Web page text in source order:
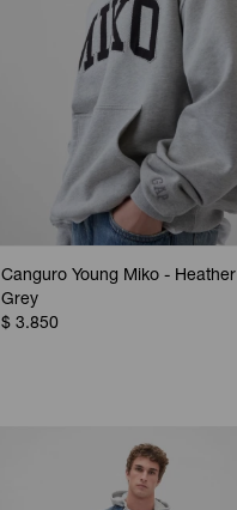
Canguro Young Miko - Heather
Grey
$ 3.850